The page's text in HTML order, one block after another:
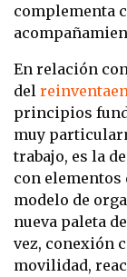
complementa
En relación
del
principios
muy
trabajo, es la
con elementos
modelo de
nueva paleta
vez, conexión
movilidad,